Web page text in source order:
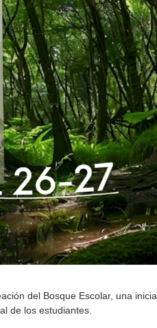
del Bosque Escolar, una
de los estudiantes.